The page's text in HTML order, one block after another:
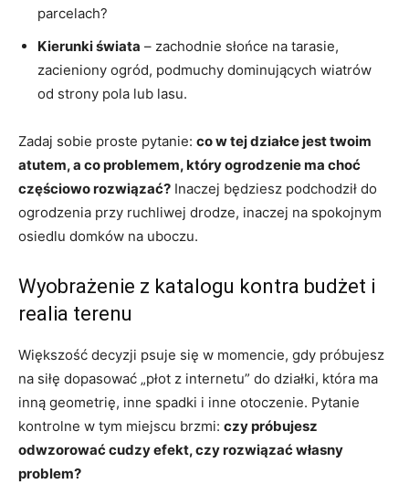
parcelach?
Kierunki świata – zachodnie słońce na tarasie,
zacieniony ogród, podmuchy dominujących wiatrów
od strony pola lub lasu.
Zadaj sobie proste pytanie: co w tej działce jest twoim
atutem, a co problemem, który ogrodzenie ma choć
częściowo rozwiązać? Inaczej będziesz podchodził do
ogrodzenia przy ruchliwej drodze, inaczej na spokojnym
osiedlu domków na uboczu.
Wyobrażenie z katalogu kontra budżet i
realia terenu
Większość decyzji psuje się w momencie, gdy próbujesz
na siłę dopasować „płot z internetu” do działki, która ma
inną geometrię, inne spadki i inne otoczenie. Pytanie
kontrolne w tym miejscu brzmi: czy próbujesz
odwzorować cudzy efekt, czy rozwiązać własny
problem?